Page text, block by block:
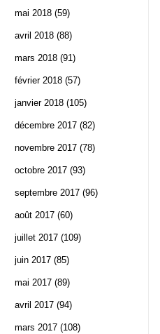
mai 2018 (59)
avril 2018 (88)
mars 2018 (91)
février 2018 (57)
janvier 2018 (105)
décembre 2017 (82)
novembre 2017 (78)
octobre 2017 (93)
septembre 2017 (96)
août 2017 (60)
juillet 2017 (109)
juin 2017 (85)
mai 2017 (89)
avril 2017 (94)
mars 2017 (108)